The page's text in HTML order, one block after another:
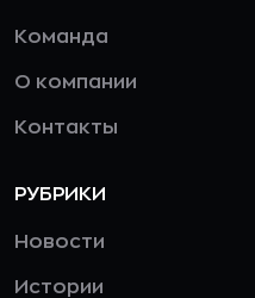
Команда
О компании
Контакты
РУБРИКИ
Новости
Истории